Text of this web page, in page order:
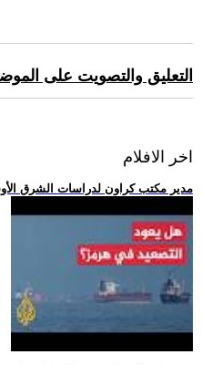
التعليق والتصويت على
اخر الافلام
.. مدير مكتب كراون لدراسات الشرق